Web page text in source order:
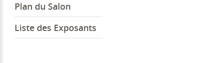
Plan du Salon
Liste des Exposants